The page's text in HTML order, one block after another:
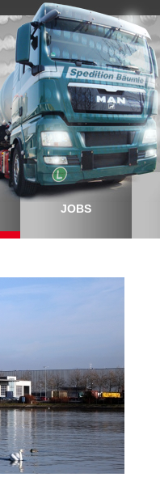
JOBS